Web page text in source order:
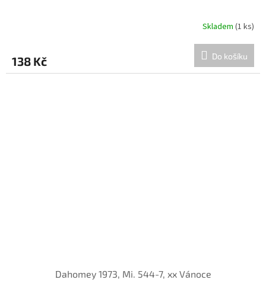
Skladem (1 ks)
138 Kč Do košíku
Dahomey 1973, Mi. 544-7, xx Vánoce